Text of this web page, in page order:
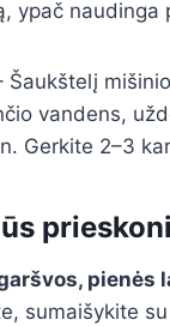
ypač naudinga
Šaukštelį
vandens,
Gerkite 2–3
pienės
sumaišykite